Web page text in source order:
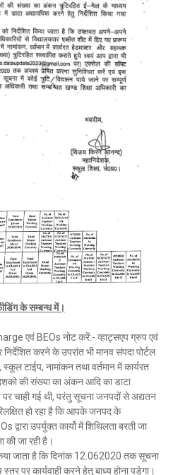
के सम्बन्ध में।
एवं BEOs नोट करें:- व्हाट्सएप ग्रुप एवं
करने के उपरांत भी मानव संपदा पोर्टल
टाईप, नामांकन तथा वर्तमान में कार्यरत
की संख्या का अंकन आदि का डाटा
चाही गई थी, परंतु सूचना जनपदों से अद्यतन
हो रहा है कि आपके जनपद के
उपर्युक्त कार्यो में शिथिलता बरती जा
जा रही है।
जाता है कि दिनांक 12.062020 तक सूचना
पर कार्यवाही करने हेतु बाध्य होना पड़ेगा।